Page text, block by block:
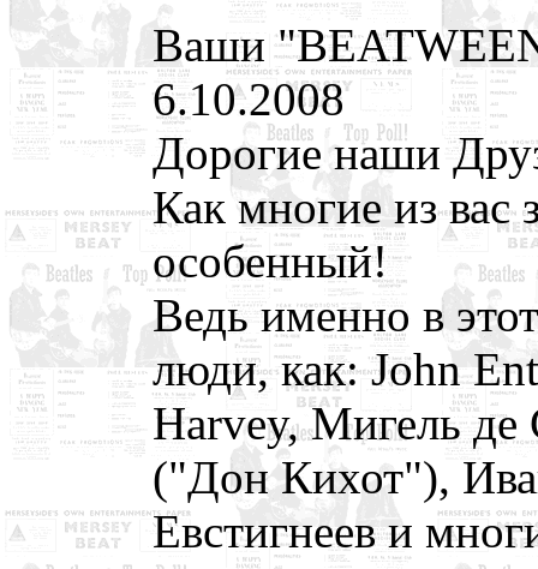
Ваши
6.10.2008
Дорогие наши
Как многие из вас
особенный!
Ведь именно в
люди, как: John
Harvey, Мигель де
("Дон Кихот"),
Евстигнеев и